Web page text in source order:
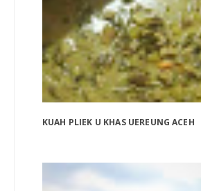
KUAH PLIEK U KHAS UEREUNG ACEH